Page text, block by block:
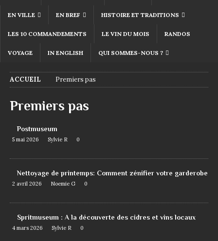
EN VILLE EN BREF HISTOIRE ET TRADITIONS
LES 10 COMMANDEMENTS LE VIN DU MOIS RANDOS
VOYAGE IN ENGLISH QUI SOMMES-NOUS ?
ACCUEIL Premiers pas
Premiers pas
Postmuseum
5 mai 2026 Sylvie R 0
Nettoyage de printemps: Comment zénifier votre garderobe
2 avril 2026 Noemie G 0
Spritmuseum : A la découverte des cidres et vins locaux
4 mars 2026 Sylvie R 0